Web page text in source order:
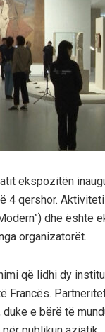
ekspozitën
4 qershor.
dhe është
organizatorët.
që lidhi dy
Francës.
e bërë të